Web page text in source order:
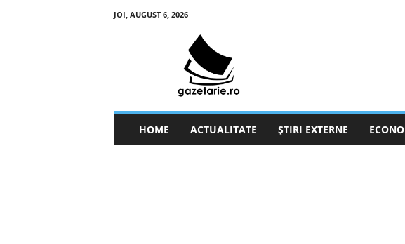
JOI, AUGUST 6, 2026
HOME ACTUALITATE ȘTIRI EXTERNE